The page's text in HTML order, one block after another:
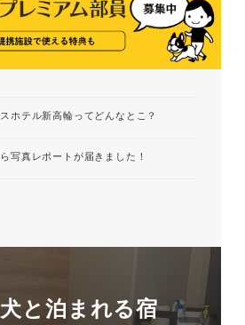
ホテル新高輪ってどんなとこ？
写真レポートが届きました！
と泊まれる宿